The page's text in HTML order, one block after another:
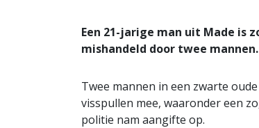
Een 21-jarige man uit Made is
mishandeld door twee
Twee mannen in een zwarte
visspullen mee, waaronder een
politie nam aangifte op.